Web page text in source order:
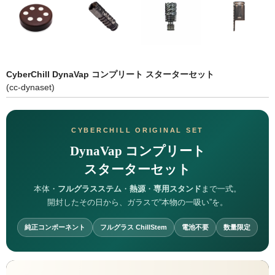
シーシャ
Hookahs
НА ГРАНИ (NA GRANI)
Kaloud
Khalil Mamoon
VZ
CyberChill DynaVap コンプリート スターターセット
(cc-dynaset)
CYBERCHILL ORIGINAL SET
DynaVap コンプリート
スターターセット
本体・ フルグラスステム ・ 熱源・ 専用スタンド まで一式。
開封したその日から、ガラスで“本物の一吸い”を。
純正コンポーネント フルグラス ChillStem 電池不要 数量限定